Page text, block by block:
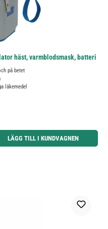
häst, varmblodsmask, batteri
på betet
läkemedel
för att öka eller minska kvantiteten.
LÄGG TILL I KUNDVAGNEN